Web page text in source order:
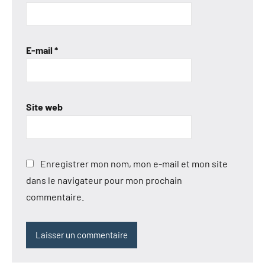
E-mail *
Site web
Enregistrer mon nom, mon e-mail et mon site
dans le navigateur pour mon prochain
commentaire.